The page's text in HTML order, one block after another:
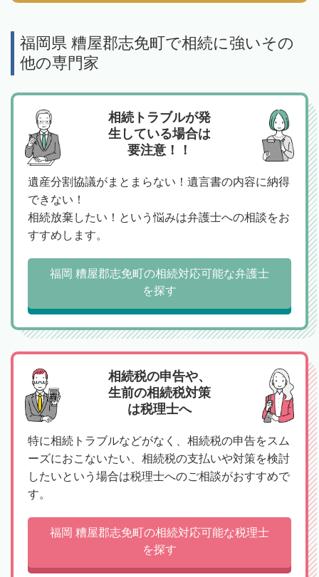
福岡県 糟屋郡志免町で相続に強いその
他の専門家
相続トラブルが発
生している場合は
要注意！！
遺産分割協議がまとまらない！遺言書の内容に納得
できない！
相続放棄したい！という悩みは弁護士への相談をお
すすめします。
福岡 糟屋郡志免町の相続対応可能な弁護士
を探す
相続税の申告や、
生前の相続税対策
は税理士へ
特に相続トラブルなどがなく、相続税の申告をスム
ーズにおこないたい、相続税の支払いや対策を検討
したいという場合は税理士へのご相談がおすすめで
す。
福岡 糟屋郡志免町の相続対応可能な税理士
を探す